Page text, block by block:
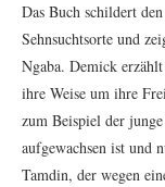
Das Buch schildert
Sehnsuchtsorte und
Ngaba. Demick
ihre Weise um ihre
zum Beispiel der
aufgewachsen ist und
Tamdin, der wegen